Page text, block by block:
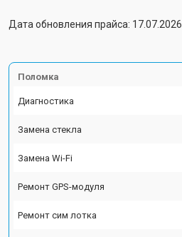
Дата обновления прайса: 17.07.2026
Поломка
Диагностика
Замена стекла
Замена Wi-Fi
Ремонт GPS-модуля
Ремонт сим лотка